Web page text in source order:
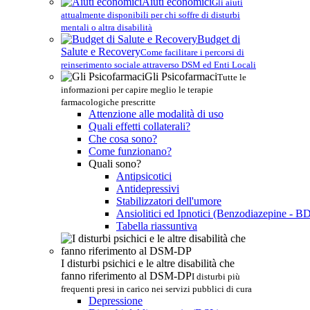
Gli aiuti
attualmente disponibili per chi soffre di disturbi
mentali o altra disabilità
Budget di
Salute e RecoveryCome facilitare i percorsi di
reinserimento sociale attraverso DSM ed Enti Locali
Gli PsicofarmaciTutte le
informazioni per capire meglio le terapie
farmacologiche prescritte
Attenzione alle modalità di uso
Quali effetti collaterali?
Che cosa sono?
Come funzionano?
Quali sono?
Antipsicotici
Antidepressivi
Stabilizzatori dell'umore
Ansiolitici ed Ipnotici (Benzodiazepine -
Tabella riassuntiva
I disturbi psichici e le altre disabilità che
fanno riferimento al DSM-DPI disturbi più
frequenti presi in carico nei servizi pubblici di cura
Depressione